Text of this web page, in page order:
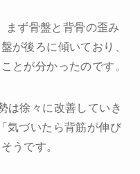
まず骨盤と背骨の歪み
が後ろに傾いており、
とが分かったのです。
は徐々に改善していき
気づいたら背筋が伸び
うです。